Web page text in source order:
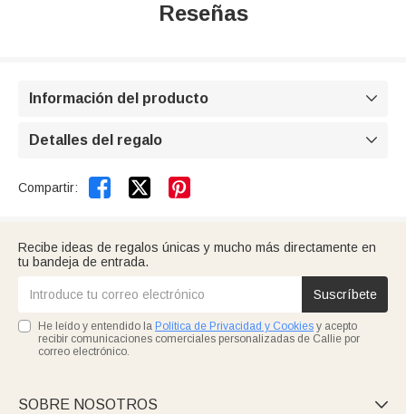
Reseñas
Información del producto 
Detalles del regalo 
Compartir:  
Recibe ideas de regalos únicas y mucho más directamente en
tu bandeja de entrada.
Suscríbete
He leído y entendido la Política de Privacidad y Cookies y acepto
recibir comunicaciones comerciales personalizadas de Callie por
correo electrónico.
SOBRE NOSOTROS 